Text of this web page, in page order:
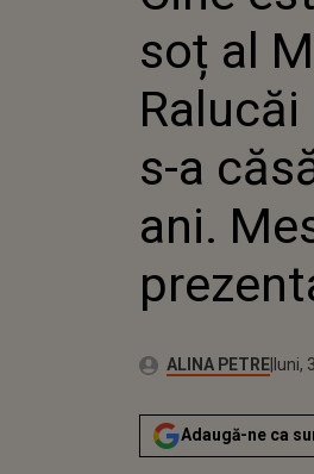
soț al
s-a
ani.
Autor:ALINA PETRE luni,
luni,
Adaugă-ne ca